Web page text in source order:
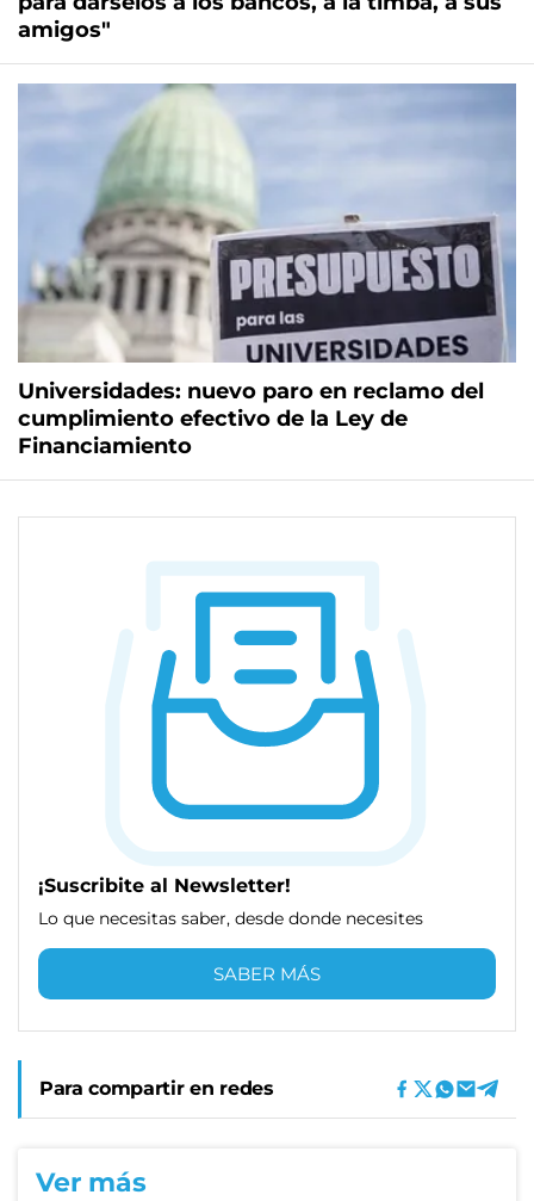
amigos"
Universidades: nuevo paro en reclamo del
cumplimiento efectivo de la Ley de
Financiamiento
¡Suscribite al Newsletter!
Lo que necesitas saber, desde donde necesites
SABER MÁS
Para compartir en redes
Ver más